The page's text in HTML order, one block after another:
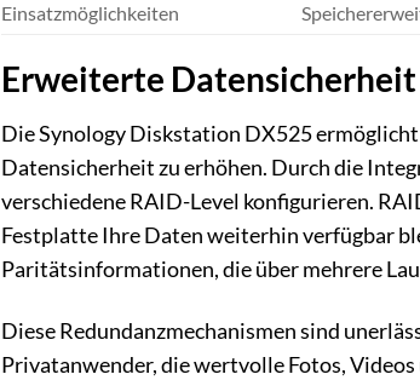
Einsatzmöglichkeiten
Erweiterte
Die Synology Diskstation DX525
Datensicherheit zu erhöhen. Durch die
verschiedene RAID-Level konfigurieren.
Festplatte Ihre Daten weiterhin verfügbar
Paritätsinformationen, die über mehrere
Diese Redundanzmechanismen sind
Privatanwender, die wertvolle Fotos,